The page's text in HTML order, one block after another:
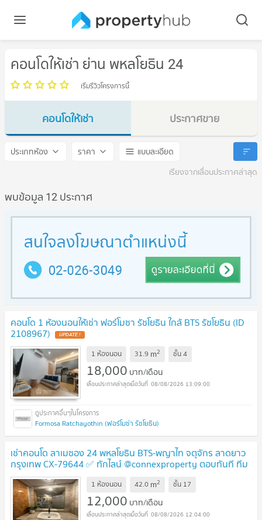
คอนโดให้เช่า ย่าน พหลโยธิน 24
เริ่มรีวิวโครงการนี้
คอนโดให้เช่า
ประกาศขาย
ประเภทห้อง ราคา
แบบละเอียด
เรียงจากเลื่อนประกาศล่าสุด
พบข้อมูล 12 ประกาศ
คอนโด 1 ห้องนอนให้เช่า ฟอร์โมซา รัชโยธิน ใกล้ BTS รัชโยธิน (ID
2108967)
1 ห้องนอน 31.9 m2 ชั้น4
18,000 บาท/เดือน
08/08/2026 13:09:00
Formosa Ratchayothin (ฟอร์โมซ่า รัชโยธิน)
เช่าคอนโด ลาเมซอง 24 พหลโยธิน BTS-พญาไท จตุจักร ลาดยาว
กรุงเทพ CX-79644 ✅ ทักไลน์ @connexproperty ตอบทันที ทีม
งานมืออาชีพ ✅
1 ห้องนอน 42.0 m2 ชั้น 17
12,000 บาท/เดือน
08/08/2026 12:04:00